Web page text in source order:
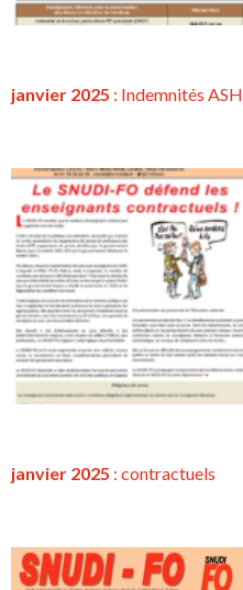
janvier 2025 : Indemnités ASH
janvier 2025 : contractuels